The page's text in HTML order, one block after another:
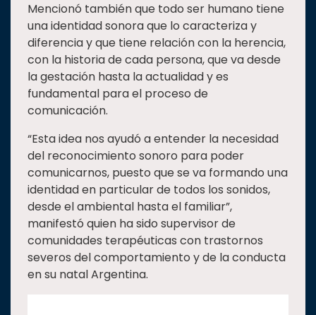
Mencionó también que todo ser humano tiene
una identidad sonora que lo caracteriza y
diferencia y que tiene relación con la herencia,
con la historia de cada persona, que va desde
la gestación hasta la actualidad y es
fundamental para el proceso de
comunicación.
“Esta idea nos ayudó a entender la necesidad
del reconocimiento sonoro para poder
comunicarnos, puesto que se va formando una
identidad en particular de todos los sonidos,
desde el ambiental hasta el familiar”,
manifestó quien ha sido supervisor de
comunidades terapéuticas con trastornos
severos del comportamiento y de la conducta
en su natal Argentina.